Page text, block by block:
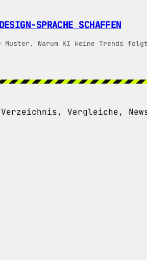
SPRACHE SCHAFFEN
Muster. Warum KI keine Trends
Vergleiche,